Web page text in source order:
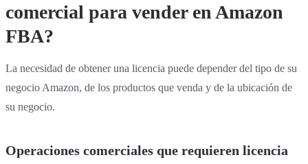
comercial para vender en Amazon
FBA?
La necesidad de obtener una licencia puede depender del tipo de su
negocio Amazon, de los productos que venda y de la ubicación de
su negocio.
Operaciones comerciales que requieren licencia